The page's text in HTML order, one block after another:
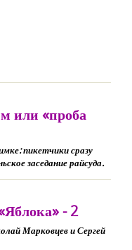
или «проба
пикетчики сразу
заседание райсуда.
- 2
Марковцев и Сергей